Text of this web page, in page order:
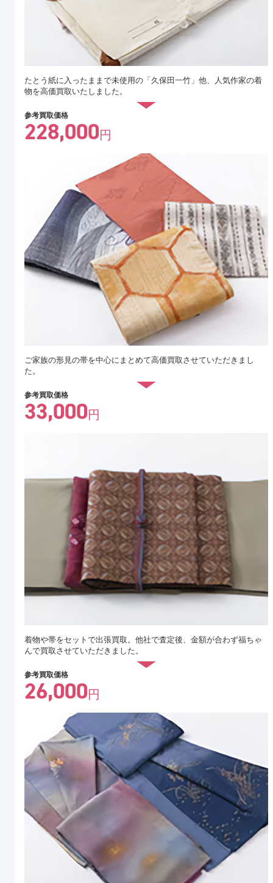
たとう紙に入ったままで未使用の「久保田一竹」他、人気作家の着
物を高価買取いたしました。
参考買取価格
228,000円
ご家族の形見の帯を中心にまとめて高価買取させていただきまし
た。
参考買取価格
33,000円
着物や帯をセットで出張買取。他社で査定後、金額が合わず福ちゃ
んで買取させていただきました。
参考買取価格
26,000円